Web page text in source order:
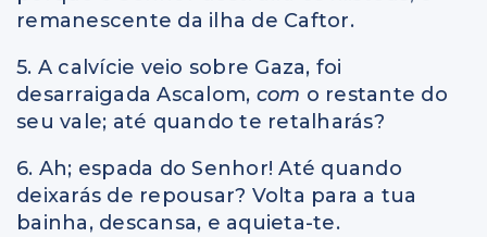
remanescente da ilha de Caftor.
5. A calvície veio sobre Gaza, foi
desarraigada Ascalom, com o restante do
seu vale; até quando te retalharás?
6. Ah; espada do Senhor! Até quando
deixarás de repousar? Volta para a tua
bainha, descansa, e aquieta-te.